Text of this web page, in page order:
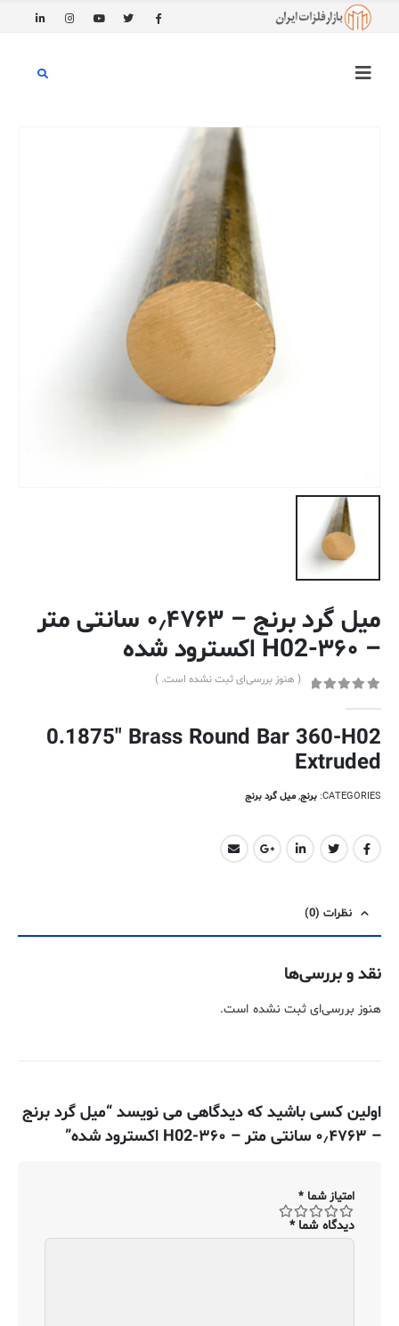
میل گرد برنج – ۰٫۴۷۶۳ سانتی متر
– ۳۶۰-H02 اکسترود شده
( هنوز بررسی‌ای ثبت نشده است. )
0.1875″ Brass Round Bar 360-H02
Extruded
CATEGORIES: برنج,میل گرد برنج
نظرات (0)
نقد و بررسی‌ها
هنوز بررسی‌ای ثبت نشده است.
اولین کسی باشید که دیدگاهی می نویسد “میل گرد برنج
– ۰٫۴۷۶۳ سانتی متر – ۳۶۰-H02 اکسترود شده”
امتیاز شما *
دیدگاه شما*